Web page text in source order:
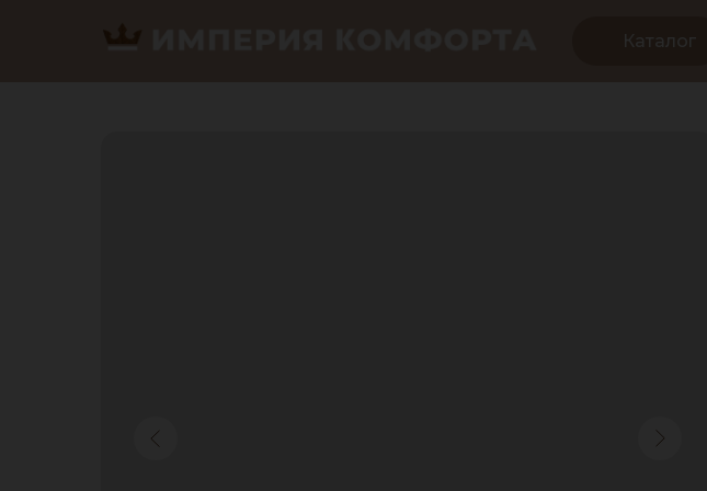
Каталог